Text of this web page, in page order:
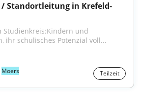
/ Standortleitung in Krefeld-
Studienkreis:Kindern und
ihr schulisches Potenzial voll...
Moers Teilzeit